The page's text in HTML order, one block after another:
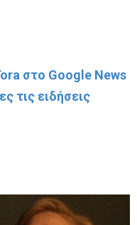
στο Google News
τις ειδήσεις